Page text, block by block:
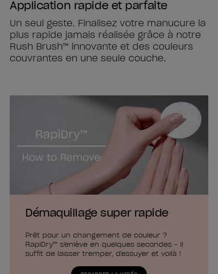
Application rapide et parfaite
Un seul geste. Finalisez votre manucure la
plus rapide jamais réalisée grâce à notre
Rush Brush™ innovante et des couleurs
couvrantes en une seule couche.
Démaquillage super rapide
Prêt pour un changement de couleur ?
RapiDry™ s'enlève en quelques secondes - il
suffit de laisser tremper, d'essuyer et voilà !